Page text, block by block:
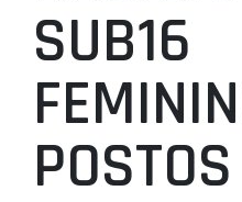
CLUBES
AGENTES
AGENDA
SELEÇÕES
MINIBASQUETE
SUB16